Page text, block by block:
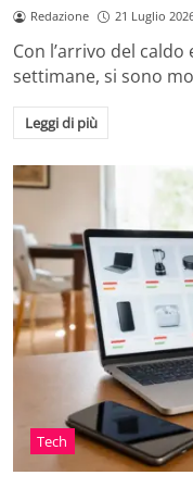
Redazione 21 Luglio
Con l’arrivo del
settimane, si sono
Leggi di più
Tech